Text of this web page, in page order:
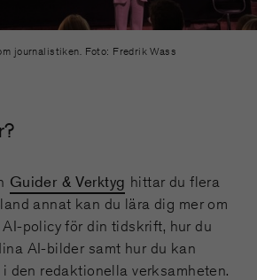
journalistiken. Foto: Fredrik Wass
Guider & Verktyg hittar du flera
annat kan du lära dig mer om
policy för din tidskrift, hur du
AI-bilder samt hur du kan
den redaktionella verksamheten.